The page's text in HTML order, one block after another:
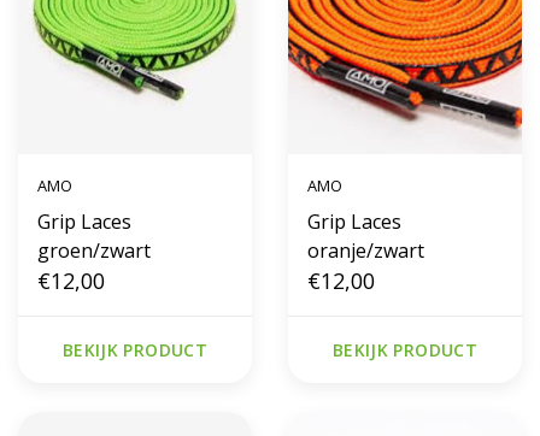
AMO
Grip Laces
groen/zwart
€12,00
BEKIJK PRODUCT
AMO
Grip Laces
oranje/zwart
€12,00
BEKIJK PRODUCT